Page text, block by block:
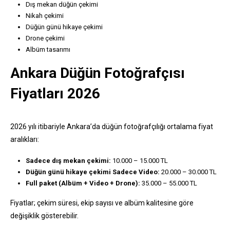
Dış mekan düğün çekimi
Nikah çekimi
Düğün günü hikaye çekimi
Drone çekimi
Albüm tasarımı
Ankara Düğün Fotoğrafçısı
Fiyatları 2026
2026 yılı itibariyle Ankara’da düğün fotoğrafçılığı ortalama fiyat
aralıkları:
Sadece dış mekan çekimi: 10.000 – 15.000 TL
Düğün günü hikaye çekimi Sadece Video: 20.000 – 30.000 TL
Full paket (Albüm + Video + Drone): 35.000 – 55.000 TL
Fiyatlar; çekim süresi, ekip sayısı ve albüm kalitesine göre
değişiklik gösterebilir.